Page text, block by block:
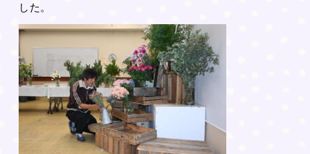
した。